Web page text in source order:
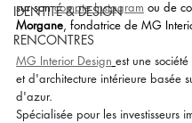
IDENTITÉ & DESIGN
RENCONTRES
sur son compte Instagram ou de
Morgane, fondatrice de MG
MG Interior Design est une
et d'architecture intérieure basée
d'azur.
Spécialisée pour les investisseurs